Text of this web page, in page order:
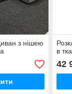
з нішею
в
42